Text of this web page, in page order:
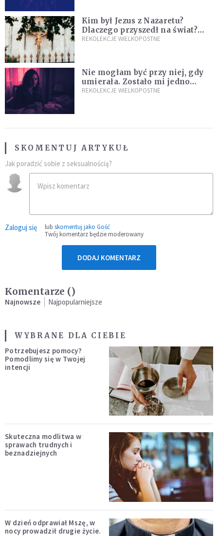
Kim był Jezus z Nazaretu?
Dlaczego przyszedł na świat?
I dlaczego umarł?
REKOLEKCJE WIELKOPOSTNE
Nie mogłam być przy niej, gdy
umierała. Zostało mi jedno
wspomnienie [Siedem Boleści]
REKOLEKCJE WIELKOPOSTNE
SKOMENTUJ ARTYKUŁ
Jak poradzić sobie z seksualnością?
Zaloguj się lub skomentuj jako Gość
Twój komentarz będzie moderowany
DODAJ KOMENTARZ
Komentarze ()
Najnowsze Najpopularniejsze
WYBRANE DLA CIEBIE
Potrzebujesz pomocy?
Pomodlimy się w Twojej
intencji
Skuteczna modlitwa w
sprawach trudnych i
beznadziejnych
W dzień odprawiał Mszę, w
nocy prowadził drugie życie.